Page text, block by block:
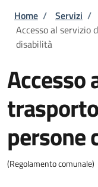
Briciole
Home / Servizi /
Accesso al servizio
disabilità
Accesso
persone
(Regolamento comunale)